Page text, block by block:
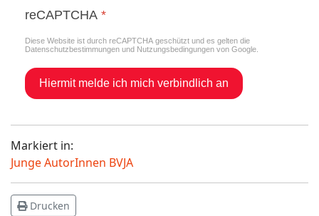
reCAPTCHA *
Diese Website ist durch reCAPTCHA geschützt und es gelten die
Datenschutzbestimmungen und Nutzungsbedingungen von Google.
Hiermit melde ich mich verbindlich an
Markiert in:
Junge AutorInnen BVJA
Drucken